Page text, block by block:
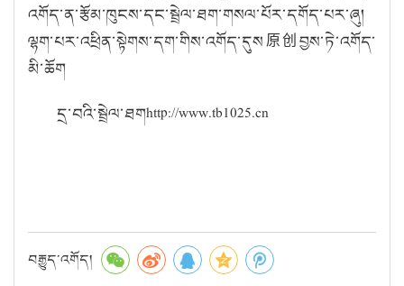
འགོད་ན་རྩོམ་ཁུངས་དང་སྦྲེལ་ཐག་གསལ་པོར་དགོད་པར་ཞུ།
ལྷག་པར་འཕྲིན་སྟེགས་དག་གིས་འགོད་དུས原创བྱས་ཏེ་འགོད་
མི་ཆོག
དྲ་བའི་སྦྲེལ་ཐགhttp://www.tb1025.cn
བརྒྱུད་འགོད།